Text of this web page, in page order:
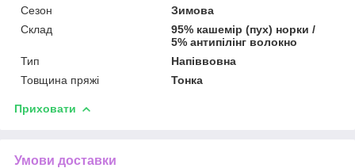
Сезон
Зимова
Склад
95% кашемір (пух) норки /
5% антипілінг волокно
Тип
Напіввовна
Товщина пряжі
Тонка
Приховати
Умови доставки